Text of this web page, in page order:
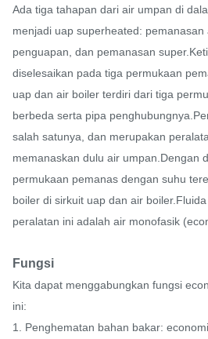
Ada tiga tahapan dari air umpan di
menjadi uap superheated: pemanasan
penguapan, dan pemanasan
diselesaikan pada tiga permukaan
uap dan air boiler terdiri dari tiga
berbeda serta pipa
salah satunya, dan merupakan
memanaskan dulu air umpan.Dengan
permukaan pemanas dengan suhu
boiler di sirkuit uap dan air
peralatan ini adalah air monofasik
Fungsi
Kita dapat menggabungkan fungsi
ini:
1. Penghematan bahan bakar: